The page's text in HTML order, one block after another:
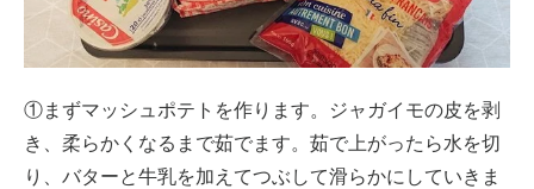
①まずマッシュポテトを作ります。ジャガイモの皮を剥
き、柔らかくなるまで茹でます。茹で上がったら水を切
り、バターと牛乳を加えてつぶして滑らかにしていきま